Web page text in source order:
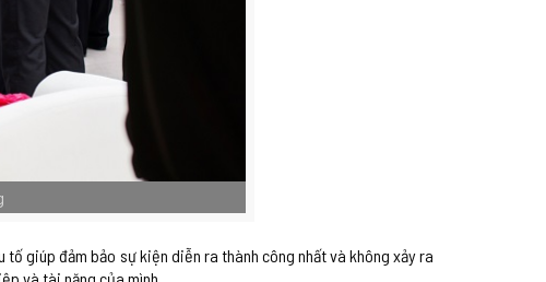
giúp đảm bảo sự kiện diễn ra thành công nhất và không xảy ra
và tài năng của mình.